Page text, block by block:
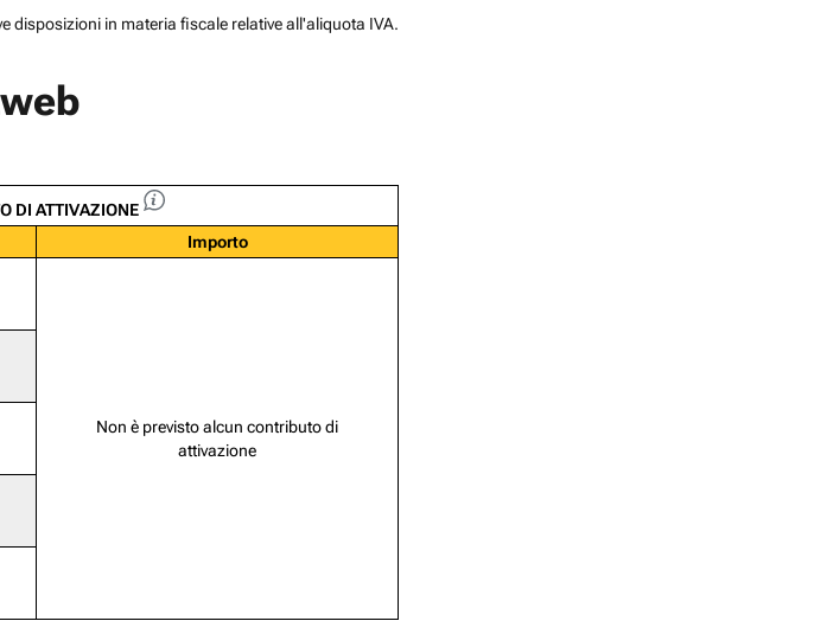
disposizioni in materia fiscale relative all'aliquota IVA.
DI ATTIVAZIONE
Importo
Non è previsto alcun contributo di
attivazione